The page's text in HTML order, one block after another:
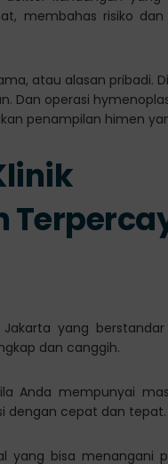
membahas risiko
yang berstandar
dan canggih.
Anda mempunyai
dengan cepat dan tepat.
yang bisa menangani